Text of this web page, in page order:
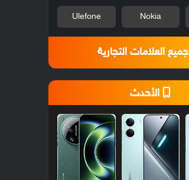
Nokia
Ulefone
جميع العلامات التجارية
الأحدث